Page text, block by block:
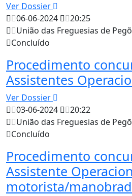
Ver Dossier
06-06-2024
20:25
União das Freguesias de
Concluído
Procedimento
Assistentes
Ver Dossier
03-06-2024
20:22
União das Freguesias de
Concluído
Procedimento
Assistente
motorista/